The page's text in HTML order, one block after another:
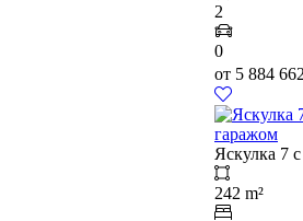
2
0
от 5 884 662
Яскулка 7
242 m²